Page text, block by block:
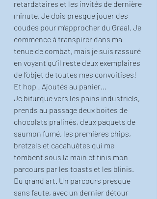
retardataires et les invités de dernière
minute. Je dois presque jouer des
coudes pour m’approcher du Graal. Je
commence à transpirer dans ma
tenue de combat, mais je suis rassuré
en voyant qu’il reste deux exemplaires
de l’objet de toutes mes convoitises!
Et hop ! Ajoutés au panier…
Je bifurque vers les pains industriels,
prends au passage deux boites de
chocolats pralinés, deux paquets de
saumon fumé, les premières chips,
bretzels et cacahuètes qui me
tombent sous la main et finis mon
parcours par les toasts et les blinis.
Du grand art. Un parcours presque
sans faute, avec un dernier détour